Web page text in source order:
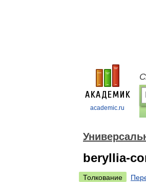
academic.ru
beryllia-
Толкование